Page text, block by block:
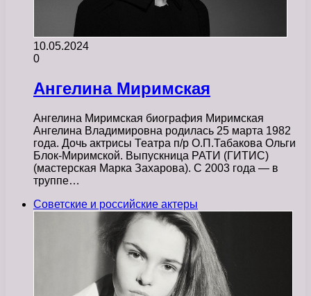
10.05.2024
0
Ангелина Миримская
Ангелина Миримская биография Миримская
Ангелина Владимировна родилась 25 марта 1982
года. Дочь актрисы Театра п/р О.П.Табакова Ольги
Блок-Миримской. Выпускница РАТИ (ГИТИС)
(мастерская Марка Захарова). С 2003 года — в
труппе…
Советские и российские актеры